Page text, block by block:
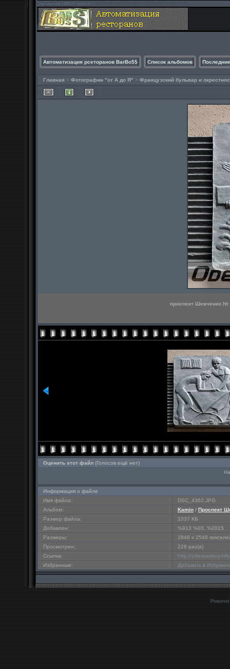
Автоматизация рсеторанов BarBo$$ Список альбомов
Главная > Фотографии "от А до Я" > Французский бульвар и
проспект Шевченко №
Оценить этот файл (Голосов ещё нет)
Информация о файле
Имя файла:
DSC_4362.JPG
Альбом:
Kamin / Проспект
Размер файла:
1037 КБ
Добавлен:
%913 %03, %2015
Размеры:
2848 x 2548
Просмотрен:
228 раз(а)
Ссылка:
http://
Избранные:
Добавить в